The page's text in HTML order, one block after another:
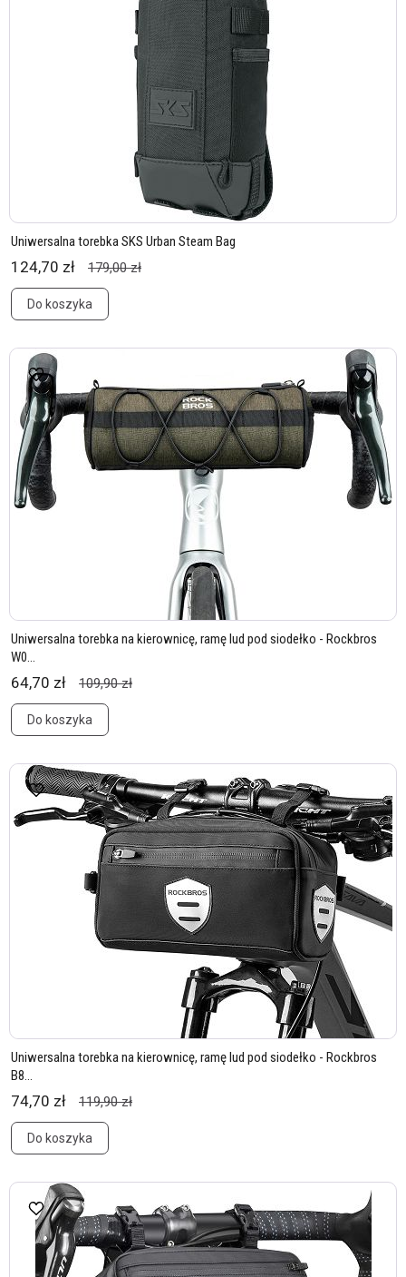
Uniwersalna torebka SKS Urban Steam Bag
124,70 zł 179,00 zł
Do koszyka
Uniwersalna torebka na kierownicę, ramę lud pod siodełko - Rockbros
W0...
64,70 zł 109,90 zł
Do koszyka
Uniwersalna torebka na kierownicę, ramę lud pod siodełko - Rockbros
B8...
74,70 zł 119,90 zł
Do koszyka